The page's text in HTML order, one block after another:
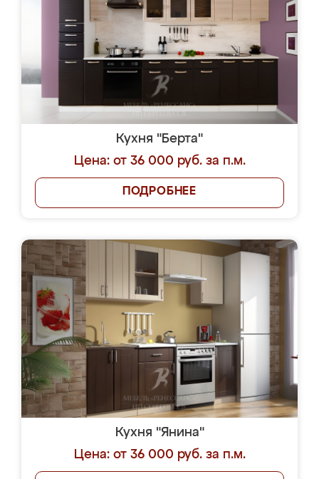
Кухня "Берта"
Цена: от 36 000 руб. за п.м.
ПОДРОБНЕЕ
Кухня "Янина"
Цена: от 36 000 руб. за п.м.